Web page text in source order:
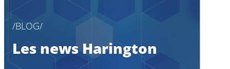
BLOG
Les news Harington